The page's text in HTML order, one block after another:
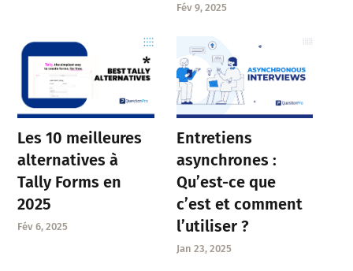
Fév 9, 2025
Les 10 meilleures
alternatives à
Tally Forms en
2025
Fév 6, 2025
Entretiens
asynchrones :
Qu’est-ce que
c’est et comment
l’utiliser ?
Jan 23, 2025